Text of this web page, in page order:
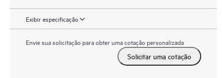
Exibir especificação
Envie sua solicitação para obter uma cotação personalizada
Solicitar uma cotação